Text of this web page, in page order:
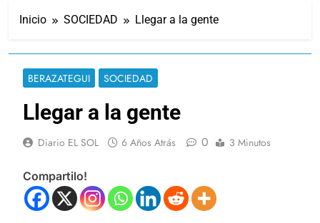
Inicio SOCIEDAD Llegar a la gente
BERAZATEGUI SOCIEDAD
Llegar a la gente
Diario EL SOL 6 Años Atrás 0 3 Minutos
Compartilo!